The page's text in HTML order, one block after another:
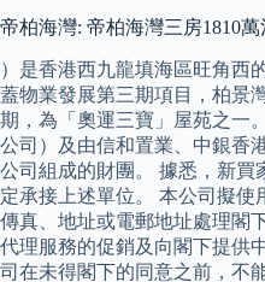
帝柏海灣: 帝柏海灣三房1810萬
）是香港西九龍填海區旺角西
蓋物業發展第三期項目，柏景
期，為「奧運三寶」屋苑之一
公司）及由信和置業、中銀香
公司組成的財團。 據悉，新買
定承接上述單位。 本公司擬使
傳真、地址或電郵地址處理閣
代理服務的促銷及向閣下提供
司在未得閣下的同意之前，不